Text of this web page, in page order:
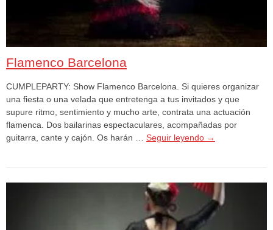
Flamenco Barcelona
CUMPLEPARTY: Show Flamenco Barcelona. Si quieres organizar
una fiesta o una velada que entretenga a tus invitados y que
supure ritmo, sentimiento y mucho arte, contrata una actuación
flamenca. Dos bailarinas espectaculares, acompañadas por
guitarra, cante y cajón. Os harán … Seguir leyendo →